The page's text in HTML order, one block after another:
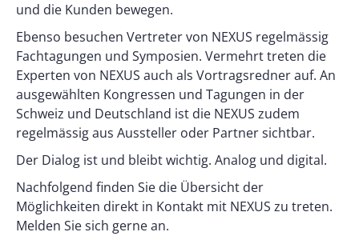
und die Kunden bewegen.
Ebenso besuchen Vertreter von NEXUS regelmässig
Fachtagungen und Symposien. Vermehrt treten die
Experten von NEXUS auch als Vortragsredner auf. An
ausgewählten Kongressen und Tagungen in der
Schweiz und Deutschland ist die NEXUS zudem
regelmässig aus Aussteller oder Partner sichtbar.
Der Dialog ist und bleibt wichtig. Analog und digital.
Nachfolgend finden Sie die Übersicht der
Möglichkeiten direkt in Kontakt mit NEXUS zu treten.
Melden Sie sich gerne an.